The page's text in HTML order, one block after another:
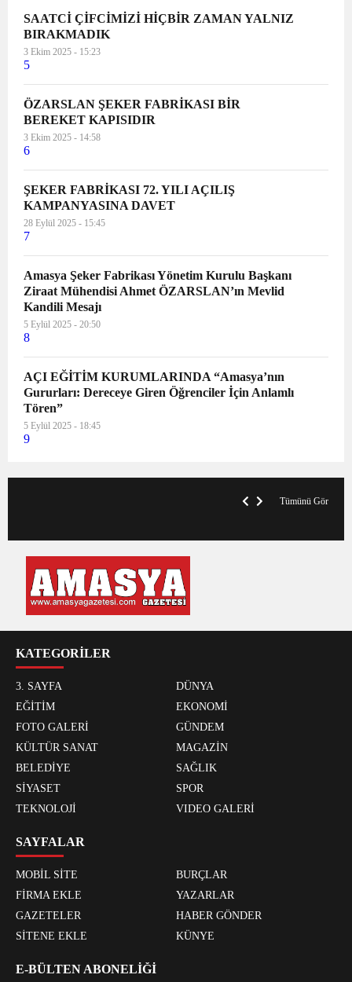
SAATCİ ÇİFCİMİZİ HİÇBİR ZAMAN YALNIZ
BIRAKMADIK
3 Ekim 2025 - 15:23
5
ÖZARSLAN ŞEKER FABRİKASI BİR
BEREKET KAPISIDIR
3 Ekim 2025 - 14:58
6
ŞEKER FABRİKASI 72. YILI AÇILIŞ
KAMPANYASINA DAVET
28 Eylül 2025 - 15:45
7
Amasya Şeker Fabrikası Yönetim Kurulu Başkanı
Ziraat Mühendisi Ahmet ÖZARSLAN’ın Mevlid
Kandili Mesajı
5 Eylül 2025 - 20:50
8
AÇI EĞİTİM KURUMLARINDA “Amasya’nın
Gururları: Dereceye Giren Öğrenciler İçin Anlamlı
Tören”
5 Eylül 2025 - 18:45
9
Tümünü Gör
KATEGORİLER
3. SAYFA
DÜNYA
EĞİTİM
EKONOMİ
FOTO GALERİ
GÜNDEM
KÜLTÜR SANAT
MAGAZİN
BELEDİYE
SAĞLIK
SİYASET
SPOR
TEKNOLOJİ
VIDEO GALERİ
SAYFALAR
MOBİL SİTE
BURÇLAR
FİRMA EKLE
YAZARLAR
GAZETELER
HABER GÖNDER
SİTENE EKLE
KÜNYE
E-BÜLTEN ABONELİĞİ